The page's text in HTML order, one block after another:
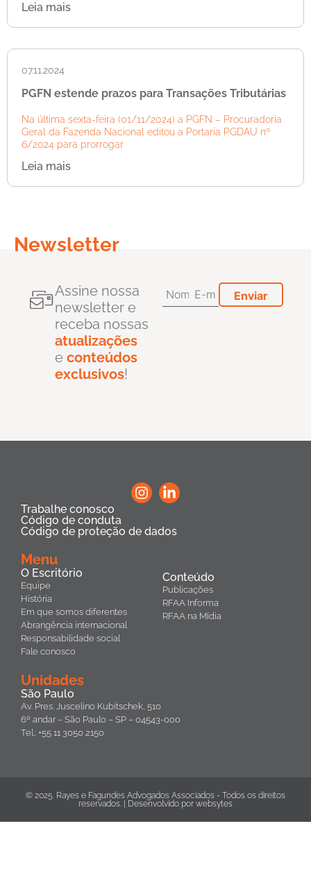
Leia mais
07.11.2024
PGFN estende prazos para Transações Tributárias
Na última sexta-feira (01/11/2024) a PGFN – Procuradoria
Geral da Fazenda Nacional editou a Portaria PGDAU nº
6/2024 para prorrogar
Leia mais
Newsletter
Assine nossa
newsletter e
receba nossas
atualizações
e conteúdos
exclusivos!
Trabalhe conosco
Código de conduta
Código de proteção de dados
Menu
O Escritório
Equipe
História
Em que somos diferentes
Abrangência internacional
Responsabilidade social
Fale conosco
Conteúdo
Publicações
RFAA Informa
RFAA na Mídia
Unidades
São Paulo
Av. Pres. Juscelino Kubitschek, 510
6º andar – São Paulo – SP – 04543-000
Tel.: +55 11 3050 2150
© 2025. Rayes e Fagundes Advogados Associados - Todos os direitos
reservados. | Desenvolvido por websytes